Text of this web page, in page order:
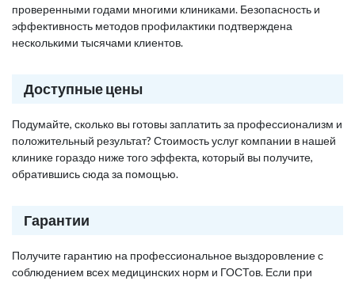
проверенными годами многими клиниками. Безопасность и
эффективность методов профилактики подтверждена
несколькими тысячами клиентов.
Доступные цены
Подумайте, сколько вы готовы заплатить за профессионализм и
положительный результат? Стоимость услуг компании в нашей
клинике гораздо ниже того эффекта, который вы получите,
обратившись сюда за помощью.
Гарантии
Получите гарантию на профессиональное выздоровление с
соблюдением всех медицинских норм и ГОСТов. Если при